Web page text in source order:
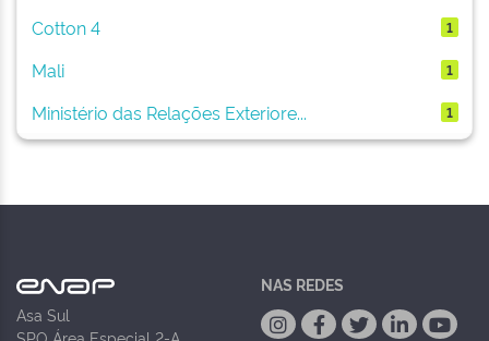
Cotton 4 1
Mali 1
Ministério das Relações Exteriore... 1
Asa Sul
NAS REDES